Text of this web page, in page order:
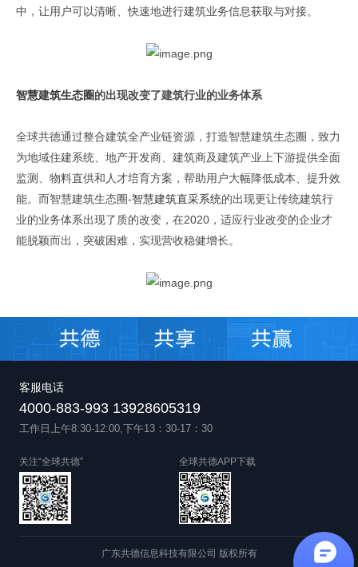
中，让用户可以清晰、快速地进行建筑业务信息获取与对接。
智慧建筑生态圈的出现改变了建筑行业的业务体系
全球共德通过整合建筑全产业链资源，打造智慧建筑生态圈，致力
为地域住建系统、地产开发商、建筑商及建筑产业上下游提供全面
监测、物料直供和人才培育方案，帮助用户大幅降低成本、提升效
能。而智慧建筑生态圈-智慧建筑直采系统的出现更让传统建筑行
业的业务体系出现了质的改变，在2020，适应行业改变的企业才
能脱颖而出，突破困难，实现营收稳健增长。
客服电话
4000-883-993 13928605319
工作日上午8:30-12:00,下午13：30-17：30
关注“全球共德” 全球共德APP下载
广东共德信息科技有限公司 版权所有